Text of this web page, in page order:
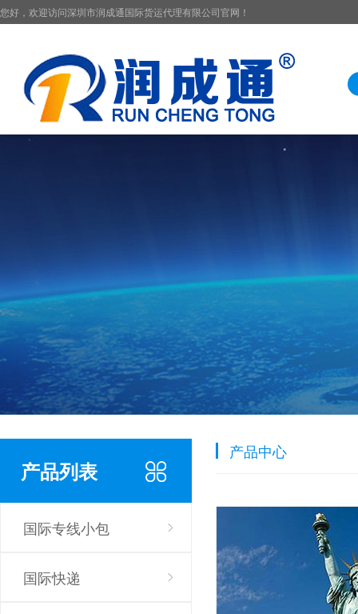
您好，欢迎访问深圳市润成通国际货运代理有限公司官网！
产品列表
国际专线小包
国际快递
产品中心